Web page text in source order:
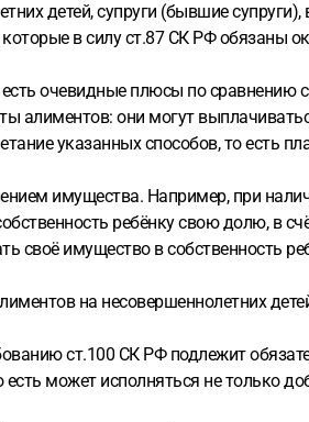
детей, супруги (бывшие
которые в силу ст.87 СК РФ
очевидные плюсы по сравнению
алиментов: они могут
указанных способов, то есть
имущества. Например, при
ребёнку свою долю, в
своё имущество в собственность
на несовершеннолетних
ст.100 СК РФ подлежит
может исполняться не только